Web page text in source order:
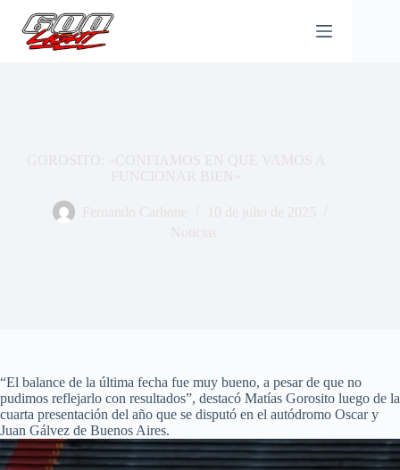
contenido
GOROSITO: «CONFIAMOS EN QUE VAMOS A
FUNCIONAR BIEN»
Fernando Carbone
10 de julio de 2025
Noticias
“El balance de la última fecha fue muy bueno, a pesar de que no
pudimos reflejarlo con resultados”, destacó Matías Gorosito luego de la
cuarta presentación del año que se disputó en el autódromo Oscar y
Juan Gálvez de Buenos Aires.